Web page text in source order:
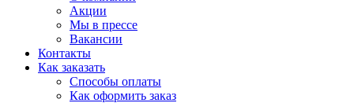
Акции
Мы в прессе
Вакансии
Контакты
Как заказать
Способы оплаты
Как оформить заказ